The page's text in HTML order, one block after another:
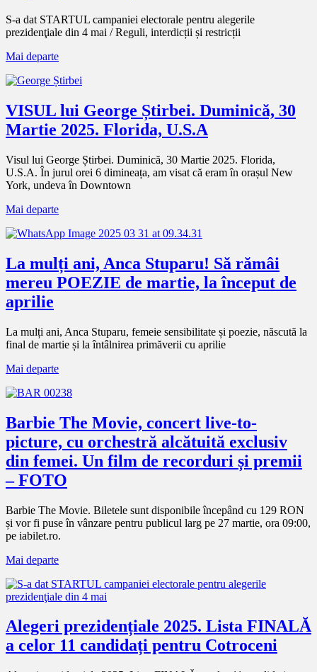
S-a dat STARTUL campaniei electorale pentru alegerile
prezidenţiale din 4 mai / Reguli, interdicții și restricții
Mai departe
VISUL lui George Știrbei. Duminică, 30
Martie 2025. Florida, U.S.A
Visul lui George Știrbei. Duminică, 30 Martie 2025. Florida,
U.S.A. În jurul orei 6 dimineața, am visat că eram în orașul New
York, undeva în Downtown
Mai departe
La mulți ani, Anca Stuparu! Să rămâi
mereu POEZIE de martie, la început de
aprilie
La mulți ani, Anca Stuparu, femeie sensibilitate și poezie, născută la
final de martie și la întâlnirea primăverii cu aprilie
Mai departe
Barbie The Movie, concert live-to-
picture, cu orchestră alcătuită exclusiv
din femei. Un film de recorduri și premii
– FOTO
Barbie The Movie. Biletele sunt disponibile începând cu 129 RON
și vor fi puse în vânzare pentru publicul larg pe 27 martie, ora 09:00,
pe iabilet.ro.
Mai departe
Alegeri prezidențiale 2025. Lista FINALĂ
a celor 11 candidați pentru Cotroceni